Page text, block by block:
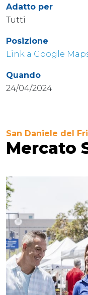
Adatto per
Tutti
Posizione
Link a Google
Quando
24/04/2024
San Daniele del
Mercato